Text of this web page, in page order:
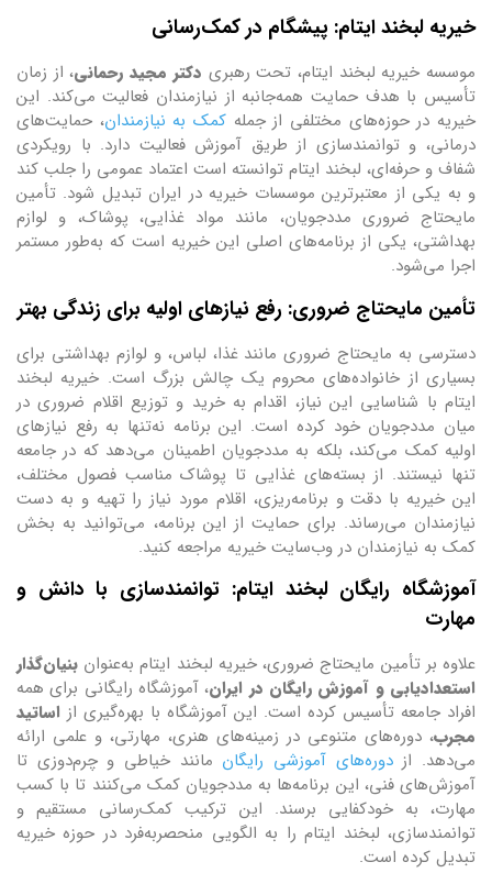
خیریه لبخند ایتام: پیشگام در کمک‌رسانی
موسسه خیریه لبخند ایتام، تحت رهبری دکتر مجید رحمانی، از زمان
تأسیس با هدف حمایت همه‌جانبه از نیازمندان فعالیت می‌کند. این
خیریه در حوزه‌های مختلفی از جمله کمک به نیازمندان، حمایت‌های
درمانی، و توانمندسازی از طریق آموزش فعالیت دارد. با رویکردی
شفاف و حرفه‌ای، لبخند ایتام توانسته است اعتماد عمومی را جلب کند
و به یکی از معتبرترین موسسات خیریه در ایران تبدیل شود. تأمین
مایحتاج ضروری مددجویان، مانند مواد غذایی، پوشاک، و لوازم
بهداشتی، یکی از برنامه‌های اصلی این خیریه است که به‌طور مستمر
اجرا می‌شود.
تأمین مایحتاج ضروری: رفع نیازهای اولیه برای زندگی بهتر
دسترسی به مایحتاج ضروری مانند غذا، لباس، و لوازم بهداشتی برای
بسیاری از خانواده‌های محروم یک چالش بزرگ است. خیریه لبخند
ایتام با شناسایی این نیاز، اقدام به خرید و توزیع اقلام ضروری در
میان مددجویان خود کرده است. این برنامه نه‌تنها به رفع نیازهای
اولیه کمک می‌کند، بلکه به مددجویان اطمینان می‌دهد که در جامعه
تنها نیستند. از بسته‌های غذایی تا پوشاک مناسب فصول مختلف،
این خیریه با دقت و برنامه‌ریزی، اقلام مورد نیاز را تهیه و به دست
نیازمندان می‌رساند. برای حمایت از این برنامه، می‌توانید به بخش
کمک به نیازمندان در وب‌سایت خیریه مراجعه کنید.
آموزشگاه رایگان لبخند ایتام: توانمندسازی با دانش و
مهارت
علاوه بر تأمین مایحتاج ضروری، خیریه لبخند ایتام به‌عنوان بنیان‌گذار
استعدادیابی و آموزش رایگان در ایران، آموزشگاه رایگانی برای همه
افراد جامعه تأسیس کرده است. این آموزشگاه با بهره‌گیری از اساتید
مجرب، دوره‌های متنوعی در زمینه‌های هنری، مهارتی، و علمی ارائه
می‌دهد. ازدوره‌های آموزشی رایگان مانند خیاطی و چرم‌دوزی تا
آموزش‌های فنی، این برنامه‌ها به مددجویان کمک می‌کنند تا با کسب
مهارت، به خودکفایی برسند. این ترکیب کمک‌رسانی مستقیم و
توانمندسازی، لبخند ایتام را به الگویی منحصربه‌فرد در حوزه خیریه
تبدیل کرده است.